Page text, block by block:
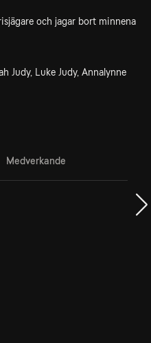
och jagar bort minnena
Judy, Luke Judy, Annalynne
Medverkande